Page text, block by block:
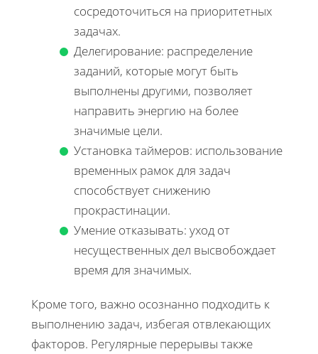
сосредоточиться на приоритетных
задачах.
Делегирование: распределение
заданий, которые могут быть
выполнены другими, позволяет
направить энергию на более
значимые цели.
Установка таймеров: использование
временных рамок для задач
способствует снижению
прокрастинации.
Умение отказывать: уход от
несущественных дел высвобождает
время для значимых.
Кроме того, важно осознанно подходить к
выполнению задач, избегая отвлекающих
факторов. Регулярные перерывы также